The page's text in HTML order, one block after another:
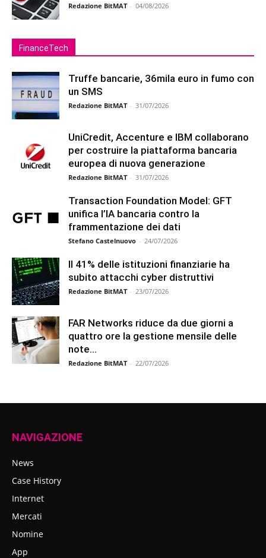
Redazione BitMAT - 04/08/2026
FinanceTech
Truffe bancarie, 36mila euro in fumo con
un SMS
Redazione BitMAT - 31/07/2026
UniCredit, Accenture e IBM collaborano
per costruire la piattaforma bancaria
europea di nuova generazione
Redazione BitMAT - 31/07/2026
Transaction Foundation Model: GFT
unifica l’IA bancaria contro la
frammentazione dei dati
Stefano Castelnuovo - 24/07/2026
Il 41% delle istituzioni finanziarie ha
subito attacchi cyber distruttivi
Redazione BitMAT - 23/07/2026
FAR Networks riduce da due giorni a
quattro ore la gestione mensile delle
note...
Redazione BitMAT - 22/07/2026
NAVIGAZIONE
News
Case History
Internet
Mercati
Nomine
App